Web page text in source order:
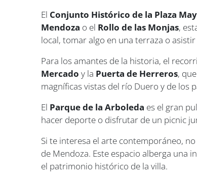
El Conjunto Histórico de la Plaza
Mendoza o el Rollo de las Monjas,
local, tomar algo en una terraza o
Para los amantes de la historia, el
Mercado y la Puerta de Herreros,
magníficas vistas del río Duero y de los
El Parque de la Arboleda es el gran
hacer deporte o disfrutar de un picnic
Si te interesa el arte contemporáneo,
de Mendoza. Este espacio alberga una
el patrimonio histórico de la villa.